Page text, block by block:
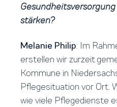
stärken?
Melanie Philip: Im
erstellen wir zurzeit
Kommune in
Pflegesituation vor Ort.
wie viele Pflegedienste